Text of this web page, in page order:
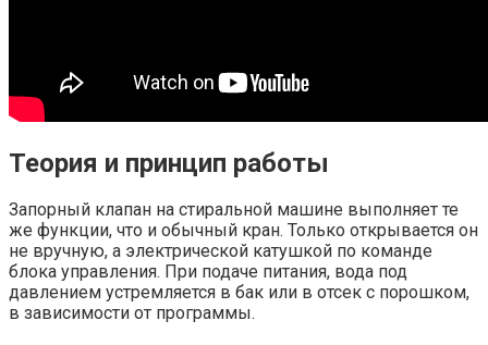
Теория и принцип работы
Запорный клапан на стиральной машине выполняет те
же функции, что и обычный кран. Только открывается он
не вручную, а электрической катушкой по команде
блока управления. При подаче питания, вода под
давлением устремляется в бак или в отсек с порошком,
в зависимости от программы.